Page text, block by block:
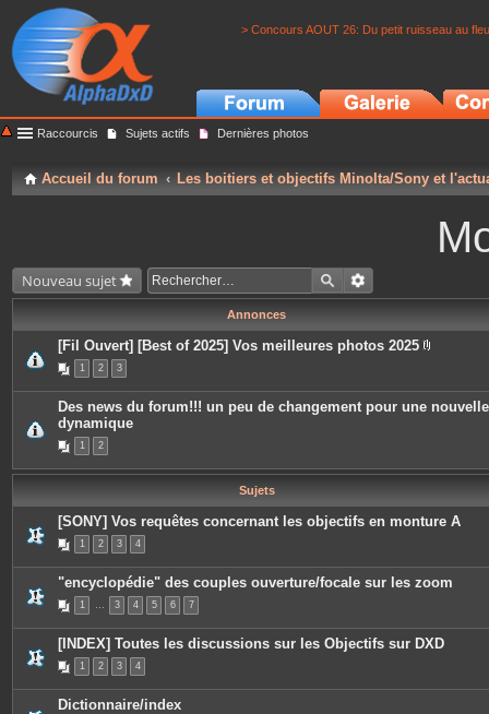
> Concours AOUT 26: Du petit ruisseau au
Raccourcis Sujets actifs Dernières photos
Accueil du forum Les boitiers et objectifs Minolta/Sony et
Nouveau sujet
Annonces
[Fil Ouvert] [Best of 2025] Vos meilleures photos 2025
c
e
n
1 2 3
Des news du forum!!! un peu de changement pour une nouvelle
dynamique
1 2
Sujets
[SONY] Vos requêtes concernant les objectifs en monture A
1 2 3 4
"encyclopédie" des couples ouverture/focale sur les zoom
1 … 3 4 5 6 7
[INDEX] Toutes les discussions sur les Objectifs sur DXD
1 2 3 4
Dictionnaire/index